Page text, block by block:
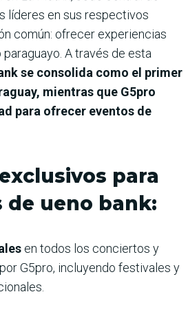
líderes en sus respectivos
común: ofrecer experiencias
A través de esta
se consolida como el primer
mientras que G5pro
para ofrecer eventos de
para
de ueno bank:
en todos los conciertos y
G5pro, incluyendo festivales y